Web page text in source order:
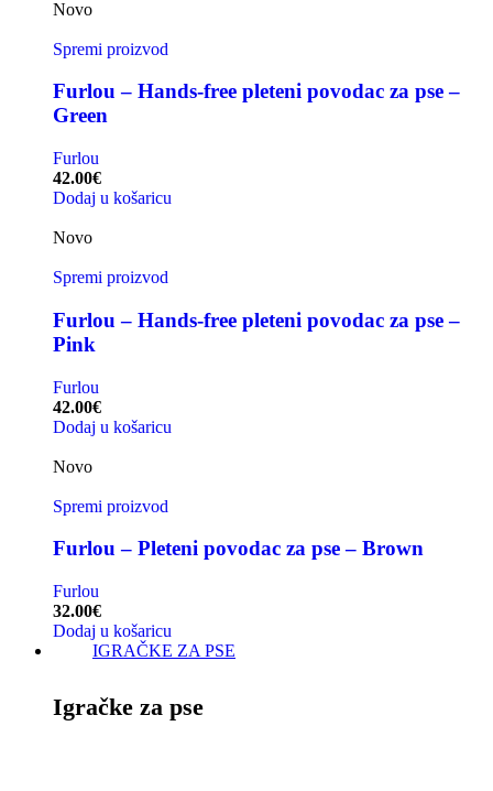
Novo
Spremi proizvod
Furlou – Hands-free pleteni povodac za pse –
Green
Furlou
42.00€
Dodaj u košaricu
Novo
Spremi proizvod
Furlou – Hands-free pleteni povodac za pse –
Pink
Furlou
42.00€
Dodaj u košaricu
Novo
Spremi proizvod
Furlou – Pleteni povodac za pse – Brown
Furlou
32.00€
Dodaj u košaricu
IGRAČKE ZA PSE
Igračke za pse